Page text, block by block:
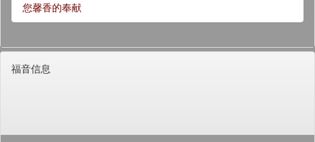
您馨香的奉献
福音信息